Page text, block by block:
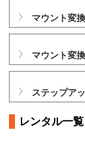
マウント変
マウント変
ステップア
レンタル一覧